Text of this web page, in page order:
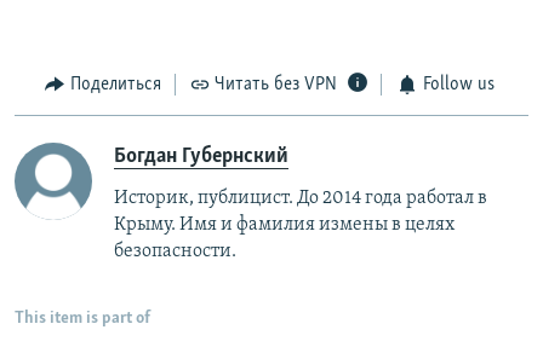
Поделиться Читать без VPN Follow us
Богдан Губернский
Историк, публицист. До 2014 года работал в
Крыму. Имя и фамилия измены в целях
безопасности.
This item is part of